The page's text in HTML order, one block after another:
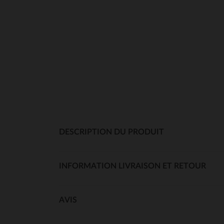
DESCRIPTION DU PRODUIT
INFORMATION LIVRAISON ET RETOUR
AVIS